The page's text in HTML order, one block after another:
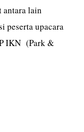
antara lain
peserta upacara
IKN (Park &